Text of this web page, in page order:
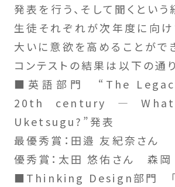
発表を行う、そして聞くという
生徒それぞれが次年度に向
大いに意欲を高めることがで
コンテストの結果は以下の通り
■英語部門 “The
20th century ―
Uketsugu?”発表
最優秀賞：田邉 友紀奈さん
優秀賞：太田 悠佑さん 森岡
■Thinking Design部門 「